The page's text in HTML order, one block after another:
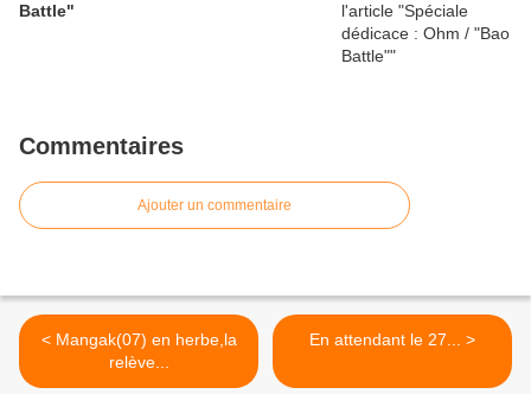
Battle"
Commentaires
Ajouter un commentaire
< Mangak(07) en herbe,la
relève...
En attendant le 27... >